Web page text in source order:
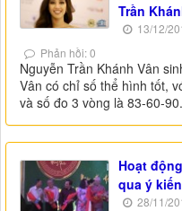
Trần
13/12/
Phản hồi: 0
Nguyễn Trần Khánh Vân
Vân có chỉ số thể hình tốt,
và số đo 3 vòng là 83-60-90.
Hoạt
qua ý
28/11/